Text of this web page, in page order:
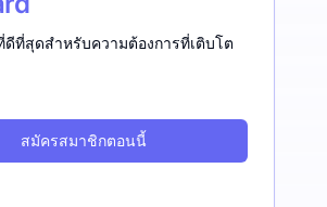
ที่สุดสำหรับความต้องการที่เติบโต
สมัครสมาชิกตอนนี้